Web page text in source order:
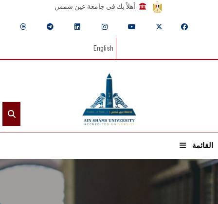
أهلاً بك في جامعة عين شمس
English
القائمة
الرئيسيـة